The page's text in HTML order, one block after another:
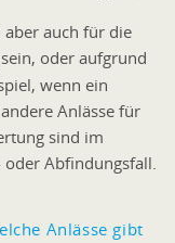
auch für die
oder aufgrund
wenn ein
Anlässe für
sind im
Abfindungsfall.
Anlässe gibt